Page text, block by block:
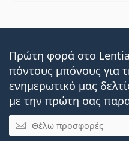
Πρώτη φορά στο
πόντους μπόνους για
ενημερωτικό μας
με την πρώτη σας
Email